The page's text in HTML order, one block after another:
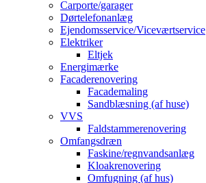
Carporte/garager
Dørtelefonanlæg
Ejendomsservice/Viceværtservice
Elektriker
Eltjek
Energimærke
Facaderenovering
Facademaling
Sandblæsning (af huse)
VVS
Faldstammerenovering
Omfangsdræn
Faskine/regnvandsanlæg
Kloakrenovering
Omfugning (af hus)